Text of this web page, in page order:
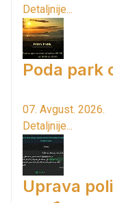
Detaljnije...
Poda park
07. Avgust. 2026.
Detaljnije...
Uprava